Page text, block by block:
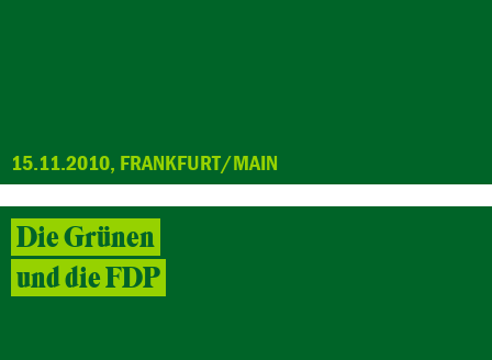
15.11.2010, FRANKFURT/MAIN
Die Grünen
und die FDP